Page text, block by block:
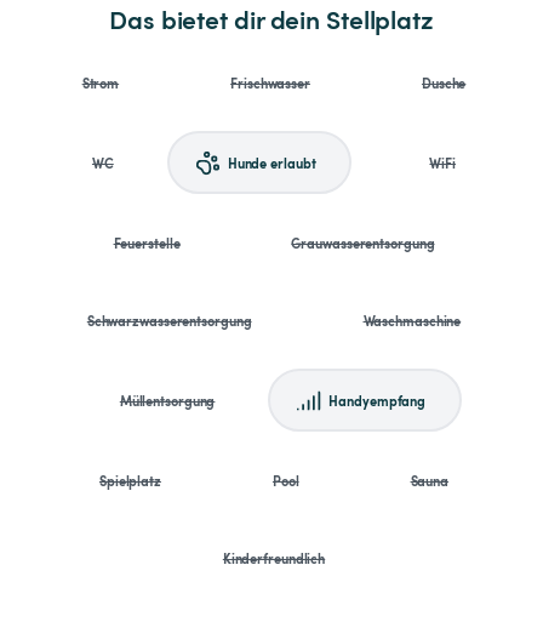
Das bietet dir dein Stellplatz
Strom Frischwasser Dusche
WC Hunde erlaubt WiFi
Feuerstelle Grauwasserentsorgung
Schwarzwasserentsorgung Waschmaschine
Müllentsorgung Handyempfang
Spielplatz Pool Sauna
Kinderfreundlich